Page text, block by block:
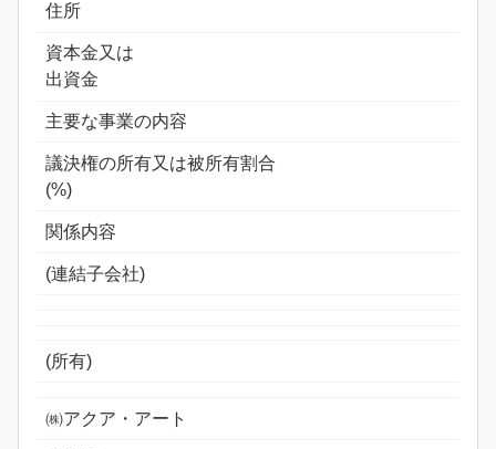
住所
資本金又は
出資金
主要な事業の内容
議決権の所有又は被所有割合
(%)
関係内容
(連結子会社)
(所有)
㈱アクア・アート